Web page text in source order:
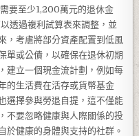
要至少1,200萬元的退休金
透過複利試算表來調整，並
，考慮將部分資產配置到低風
單或公債，以確保在退休初期
建立一個現金流計劃，例如每
的生活費在活存或貨幣基金
選擇參與勞退自提，這不僅能
不要忽略健康與人際關係的投
於健康的身體與支持的社群。